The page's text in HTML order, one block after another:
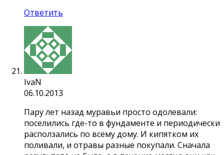
Ответить
IvaN
06.10.2013
Пару лет назад муравьи просто одолевали:
поселились где-то в фундаменте и периодически
расползались по всему дому. И кипятком их
поливали, и отравы разные покупали. Сначала